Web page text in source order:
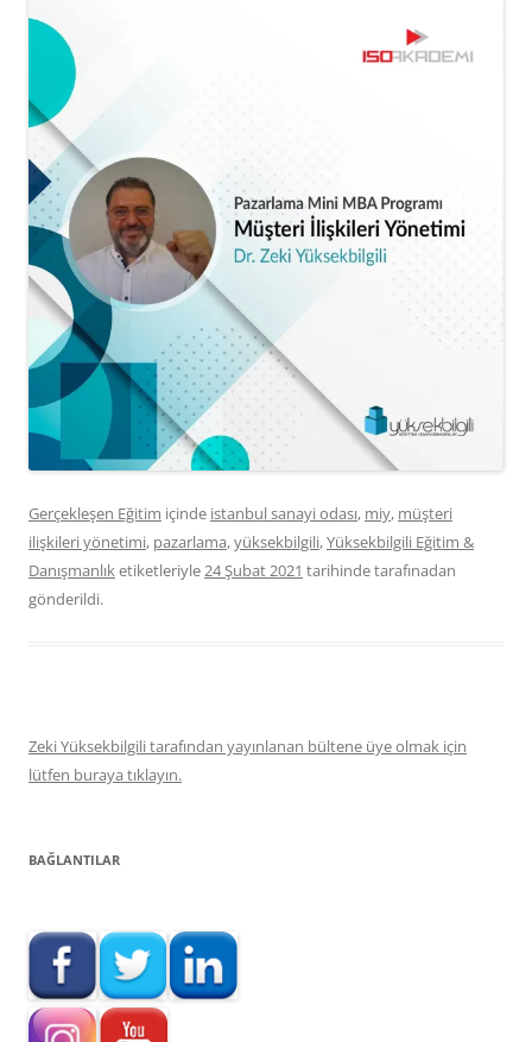
Gerçekleşen Eğitim içinde istanbul sanayi odası, miy, müşteri
ilişkileri yönetimi, pazarlama,yüksekbilgili,Yüksekbilgili Eğitim &
Danışmanlıketiketleriyle24 Şubat 2021 tarihindetarafınadan
gönderildi.
Zeki Yüksekbilgili tarafından yayınlanan bültene üye olmak için
lütfen buraya tıklayın.
BAĞLANTILAR